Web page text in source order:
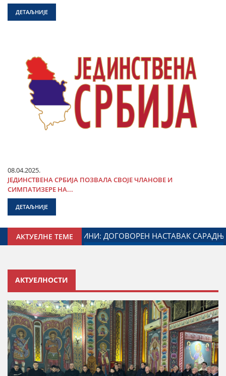
ДЕТАЉНИЈЕ
08.04.2025.
ЈЕДИНСТВЕНА СРБИЈА ПОЗВАЛА СВОЈЕ ЧЛАНОВЕ И
СИМПАТИЗЕРЕ НА...
ДЕТАЉНИЈЕ
АКТУЕЛНЕ ТЕМЕЗАДУЖЕНОГ ЗА ОДНОСЕ СА ДИЈАСПОРОМ
АКТУЕЛНОСТИ